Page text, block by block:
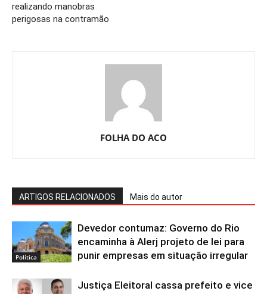
realizando manobras
perigosas na contramão
FOLHA DO ACO
ARTIGOS RELACIONADOS Mais do autor
Política
Devedor contumaz: Governo do Rio
encaminha à Alerj projeto de lei para
punir empresas em situação irregular
Justiça Eleitoral cassa prefeito e vice